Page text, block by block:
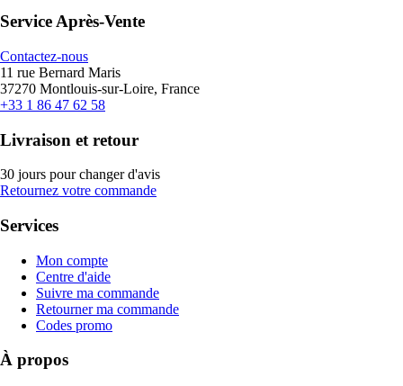
Service Après-Vente
Contactez-nous
11 rue Bernard Maris
37270 Montlouis-sur-Loire, France
+33 1 86 47 62 58
Livraison et retour
30 jours pour changer d'avis
Retournez votre commande
Services
Mon compte
Centre d'aide
Suivre ma commande
Retourner ma commande
Codes promo
À propos